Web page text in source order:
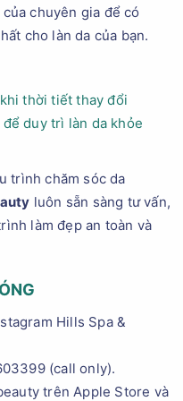
chuyên gia để có
cho làn da của bạn.
thời tiết thay đổi
duy trì làn da khỏe
trình chăm sóc da
luôn sẵn sàng tư vấn,
làm đẹp an toàn và
Hills Spa &
(call only).
trên Apple Store và